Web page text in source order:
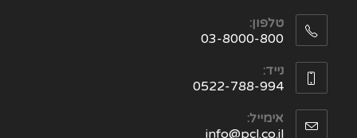
טלפון:
03-8000-800
נייד:
0522-788-994
אימייל:
info@pcl.co.il